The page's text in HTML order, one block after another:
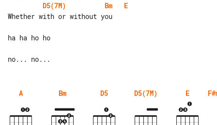
D5(7M)
Bm
E
Whether with or without you
ha ha ho ho
A Bm D5 D5(7M) E